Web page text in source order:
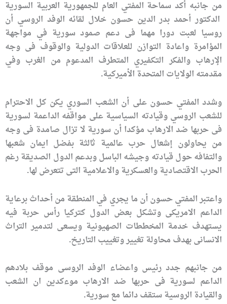
من جانبه أكد سماحة المفتي العام للجمهورية العربية السورية
الدكتور أحمد بدر الدين حسون خلال لقائه الوفد الروسي أن
روسيا لعبت دورا مهما فى دعم صمود سورية في مواجهة
المؤامرة واعادة التوازن للعلاقات الدولية والوقوف فى وجه
الإرهاب والفكر التكفيري المتطرف المدعوم من الغرب وفي
مقدمته الولايات المتحدة الأميركية.
وشدد المفتي حسون على أن الشعب السوري يكن كل الاحترام
للشعب الروسي وقيادته السياسية على مواقفه الداعمة لسورية
فى حربها ضد الارهاب مؤكدا أن سورية لا تزال صامدة فى وجه
من يحاولون إشعال حرب عالمية ثالثة بفضل ايمان شعبها
والتفافه حول قيادته وجيشه الباسل وبدعم الدول الصديقة رغم
الحرب الاقتصادية والعسكرية والاعلامية التى تتعرض لها.
واعتبر المفتي حسون أن ما يجري في المنطقة من أحداث برعاية
الداعم الامريكى وتشكل بعض الدول كتركيا رأس حربة فيه
يستهدف خدمة المخططات الصهيونية ويسعى لتدمير التراث
الانسانى بهدف محاولة تغيير وتغييب التاريخ.
من جانبهم جدد رئيس واعضاء الوفد الروسى موقف بلادهم
الداعم لسورية فى حربها ضد الارهاب موءكدين ان الشعب
والقيادة الروسية ستقف دائما مع سورية.